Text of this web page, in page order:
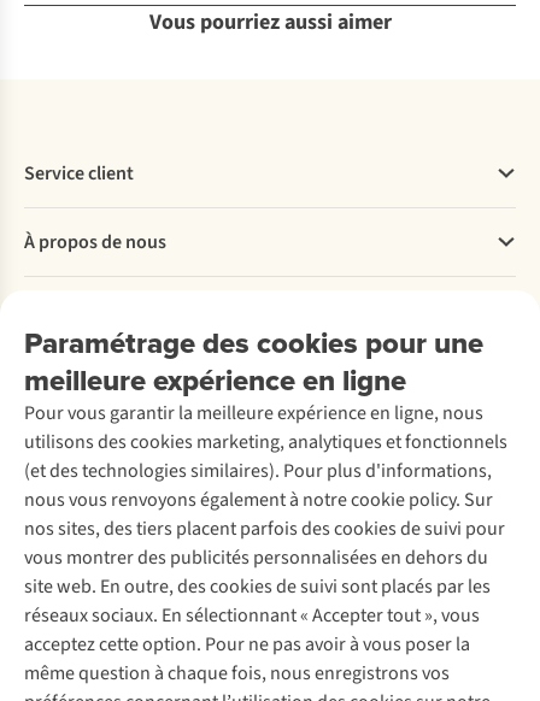
Vous pourriez aussi aimer
Paramétrage des cookies pour une
meilleure expérience en ligne
Pour vous garantir la meilleure expérience en ligne, nous
utilisons des cookies marketing, analytiques et fonctionnels
(et des technologies similaires). Pour plus d'informations,
nous vous renvoyons également à notre cookie policy. Sur
nos sites, des tiers placent parfois des cookies de suivi pour
vous montrer des publicités personnalisées en dehors du
site web. En outre, des cookies de suivi sont placés par les
réseaux sociaux. En sélectionnant « Accepter tout », vous
acceptez cette option. Pour ne pas avoir à vous poser la
même question à chaque fois, nous enregistrons vos
Service client
Commander
Payer
Retourner
Rétractation d'une commande
Entretien & réparations
Garantie
Contactez-nous
À propos de nous
Entreprise responsable
À propos d’Ayacucho
Nos magasins
À propos d’A.S.Adventure
Déclaration d'accessibilité
Location / Location sports d’hiver
Seconde-main
Entretien de ski
Service de lavage
Entretien de chaussures
Réparation de chaussures
Réparation de vêtements
Retouches
Pour les entreprises
Découvrez
A.S.Magazine
Explore Camp
Expertise & conseils
Abonnez-vous à la newsletter
Suivez-nous